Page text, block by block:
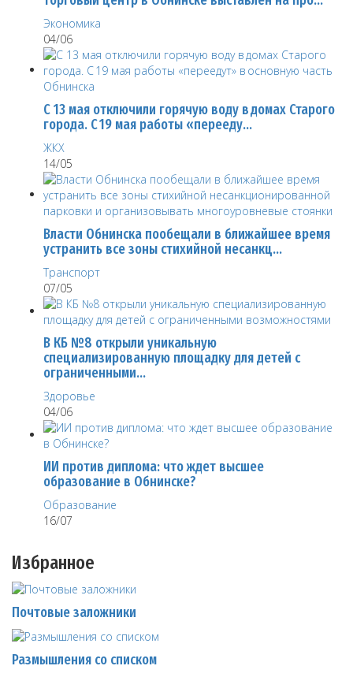
Экономика
04/06
С 13 мая отключили горячую воду в домах Старого
города. С 19 мая работы «перееду…
ЖКХ
14/05
Власти Обнинска пообещали в ближайшее время
устранить все зоны стихийной несанкц…
Транспорт
07/05
В КБ №8 открыли уникальную
специализированную площадку для детей с
ограниченными…
Здоровье
04/06
ИИ против диплома: что ждет высшее
образование в Обнинске?
Образование
16/07
Избранное
Почтовые заложники
Размышления со списком